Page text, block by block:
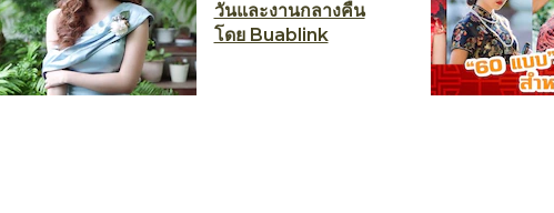
วันและงานกลางคืน
โดย Buablink